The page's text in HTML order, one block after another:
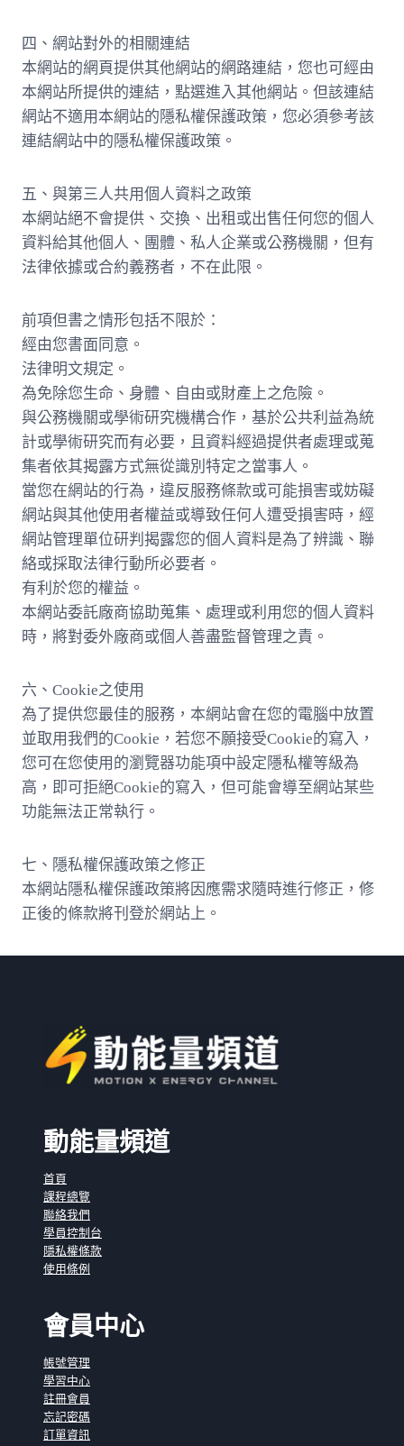
四、網站對外的相關連結
本網站的網頁提供其他網站的網路連結，您也可經由
本網站所提供的連結，點選進入其他網站。但該連結
網站不適用本網站的隱私權保護政策，您必須參考該
連結網站中的隱私權保護政策。
五、與第三人共用個人資料之政策
本網站絕不會提供、交換、出租或出售任何您的個人
資料給其他個人、團體、私人企業或公務機關，但有
法律依據或合約義務者，不在此限。
前項但書之情形包括不限於：
經由您書面同意。
法律明文規定。
為免除您生命、身體、自由或財產上之危險。
與公務機關或學術研究機構合作，基於公共利益為統
計或學術研究而有必要，且資料經過提供者處理或蒐
集者依其揭露方式無從識別特定之當事人。
當您在網站的行為，違反服務條款或可能損害或妨礙
網站與其他使用者權益或導致任何人遭受損害時，經
網站管理單位研判揭露您的個人資料是為了辨識、聯
絡或採取法律行動所必要者。
有利於您的權益。
本網站委託廠商協助蒐集、處理或利用您的個人資料
時，將對委外廠商或個人善盡監督管理之責。
六、Cookie之使用
為了提供您最佳的服務，本網站會在您的電腦中放置
並取用我們的Cookie，若您不願接受Cookie的寫入，
您可在您使用的瀏覽器功能項中設定隱私權等級為
高，即可拒絕Cookie的寫入，但可能會導至網站某些
功能無法正常執行。
七、隱私權保護政策之修正
本網站隱私權保護政策將因應需求隨時進行修正，修
正後的條款將刊登於網站上。
動能量頻道
首頁
課程總覽
聯絡我們
學員控制台
隱私權條款
使用條例
會員中心
帳號管理
學習中心
註冊會員
忘記密碼
訂單資訊